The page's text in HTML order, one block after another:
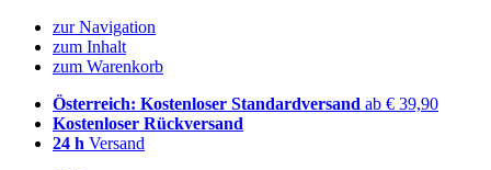
zur Navigation
zum Inhalt
zum Warenkorb
Österreich: Kostenloser Standardversand ab € 39,90
Kostenloser Rückversand
24 h Versand